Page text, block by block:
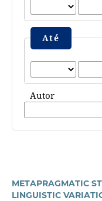
Até
Autor
METAPRAGMATIC
LINGUISTIC